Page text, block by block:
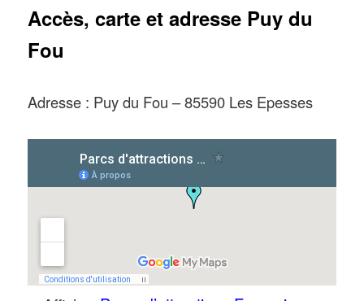
du Fou est l’un des plus accessibles
Accès, carte et adresse Puy du
Fou
Adresse : Puy du Fou – 85590 Les Epesses